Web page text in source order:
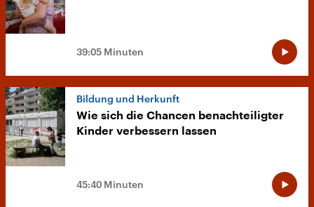
39:05 Minuten
Bildung und Herkunft
Wie sich die Chancen benachteiligter
Kinder verbessern lassen
45:40 Minuten